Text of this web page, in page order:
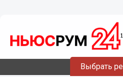
Выбрать
Более 3 тысяч 200
отправятся на службу
2014 года
Около 80 человек будут